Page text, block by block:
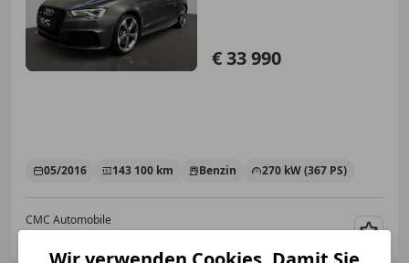
€ 33 990
05/2016 143 100 km Benzin 270 kW (367 PS)
CMC Automobile